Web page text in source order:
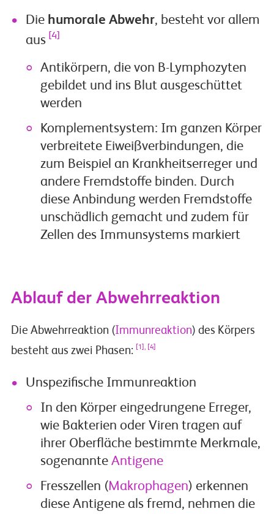
Die humorale Abwehr, besteht vor allem
aus [4]
Antikörpern, die von B-Lymphozyten
gebildet und ins Blut ausgeschüttet
werden
Komplementsystem: Im ganzen Körper
verbreitete Eiweißverbindungen, die
zum Beispiel an Krankheitserreger und
andere Fremdstoffe binden. Durch
diese Anbindung werden Fremdstoffe
unschädlich gemacht und zudem für
Zellen des Immunsystems markiert
Ablauf der Abwehrreaktion
Die Abwehrreaktion (Immunreaktion) des Körpers
besteht aus zwei Phasen:
[1], [4]
Unspezifische Immunreaktion
In den Körper eingedrungene Erreger,
wie Bakterien oder Viren tragen auf
ihrer Oberfläche bestimmte Merkmale,
sogenannte Antigene
Fresszellen (Makrophagen) erkennen
diese Antigene als fremd, nehmen die